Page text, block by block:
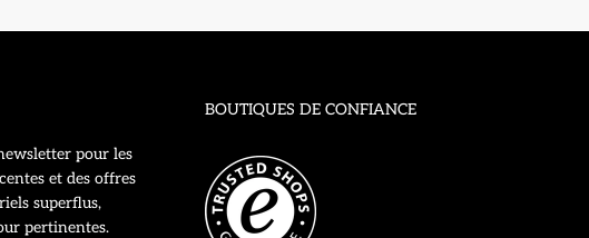
pour les
et des offres
superflus,
pertinentes.
BOUTIQUES DE CONFIANCE